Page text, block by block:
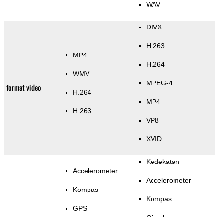
WAV
format video
MP4
WMV
H.264
H.263
DIVX
H.263
H.264
MPEG-4
MP4
VP8
XVID
Accelerometer
Kompas
GPS
Kedekatan
Accelerometer
Kompas